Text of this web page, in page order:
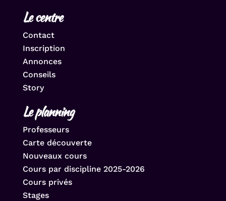
Le centre
Contact
Inscription
Annonces
Conseils
Story
Le planning
Professeurs
Carte découverte
Nouveaux cours
Cours par discipline 2025-2026
Cours privés
Stages